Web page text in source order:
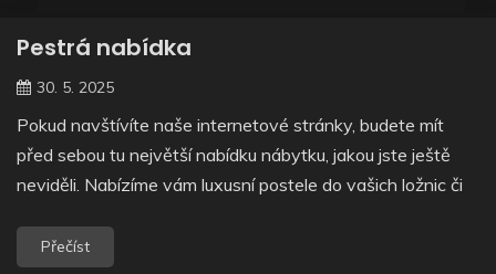
Pestrá nabídka
30. 5. 2025
Pokud navštívíte naše internetové stránky, budete mít
před sebou tu největší nabídku nábytku, jakou jste ještě
neviděli. Nabízíme vám luxusní postele do vašich ložnic či
Přečíst